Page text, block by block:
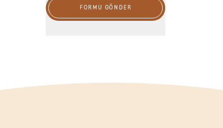
FORMU GÖNDER